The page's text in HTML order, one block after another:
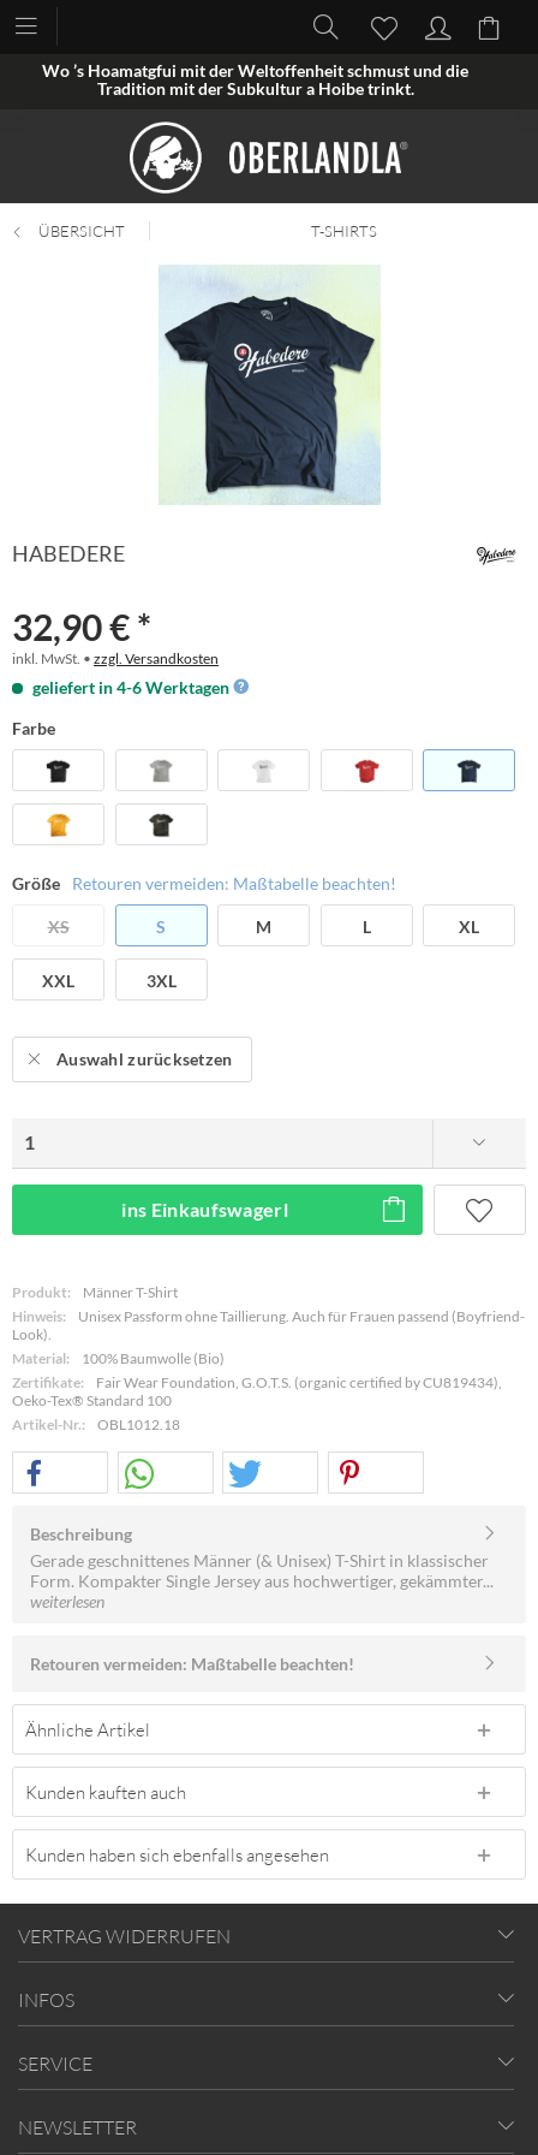
Wo ’s Hoamatgfui mit der Weltoffenheit schmust und die
Tradition mit der Subkultur a Hoibe trinkt.
ÜBERSICHT T-SHIRTS
HABEDERE
32,90 € *
inkl. MwSt. • zzgl. Versandkosten
geliefert in 4-6 Werktagen
Farbe
Größe Retouren vermeiden: Maßtabelle beachten!
XS S M L XL
XXL 3XL
Auswahl zurücksetzen
ins Einkaufswagerl
Produkt:
Männer T-Shirt
Hinweis:
Unisex Passform ohne Taillierung. Auch für Frauen passend (Boyfriend-
Look).
Material:
100% Baumwolle (Bio)
Zertifikate:
Fair Wear Foundation, G.O.T.S. (organic certified by CU819434),
Oeko-Tex® Standard 100
Artikel-Nr.:
OBL1012.18
Beschreibung
Gerade geschnittenes Männer (& Unisex) T-Shirt in klassischer
Form. Kompakter Single Jersey aus hochwertiger, gekämmter...
weiterlesen
Retouren vermeiden: Maßtabelle beachten!
Ähnliche Artikel
Kunden kauften auch
Kunden haben sich ebenfalls angesehen
VERTRAG WIDERRUFEN
INFOS
SERVICE
NEWSLETTER